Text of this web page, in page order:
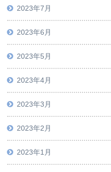
2023年7月
2023年6月
2023年5月
2023年4月
2023年3月
2023年2月
2023年1月